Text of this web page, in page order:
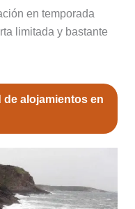
en temporada
limitada y bastante
alojamientos en